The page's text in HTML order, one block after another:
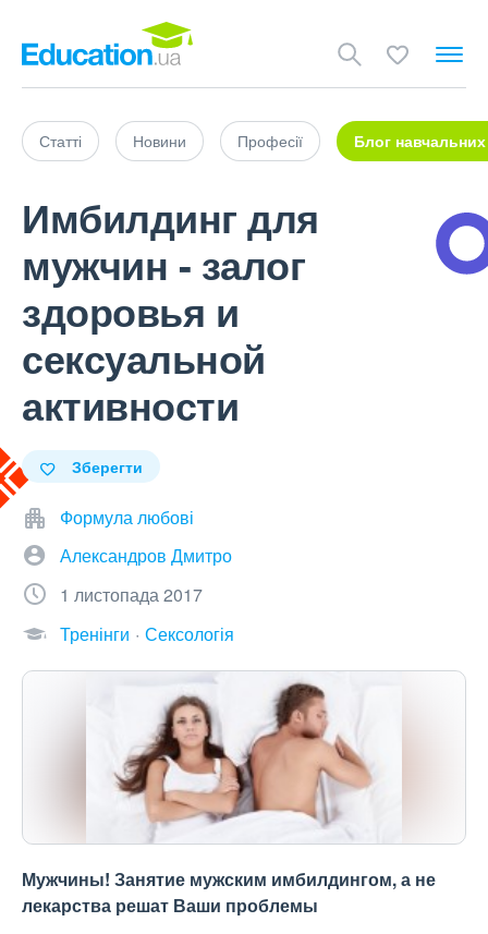
Статті Новини Професії Блог навчальних
Имбилдинг для
мужчин - залог
здоровья и
сексуальной
активности
Зберегти
Формула любові
Александров Дмитро
1 листопада 2017
Тренінги
Сексологія
Мужчины! Занятие мужским имбилдингом, а не
лекарства решат Ваши проблемы